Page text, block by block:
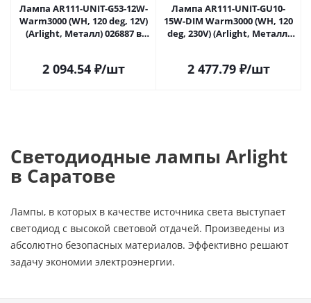
Лампа AR111-UNIT-G53-12W-
Warm3000 (WH, 120 deg, 12V)
(Arlight, Металл) 026887 в
2 094.54₽/шт
Лампа AR111-UNIT-GU10-
15W-DIM Warm3000 (WH, 120
deg, 230V) (Arlight, Металл)
2 477.79₽/шт
Светодиодные лампы Arlight
в Саратове
Лампы, в которых в качестве источника света выступает
светодиод с высокой световой отдачей. Произведены из
абсолютно безопасных материалов. Эффективно решают
задачу экономии электроэнергии.